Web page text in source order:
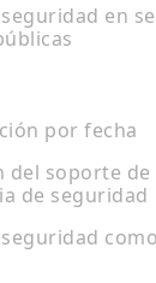
en
por fecha
del soporte
de seguridad